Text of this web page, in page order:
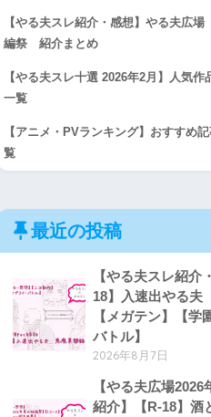
【やる夫スレ紹介・感想】やる夫広
編祭 紹介まとめ
【やる夫スレ十選 2026年2月】人気
一覧
【アニメ・PVランキング】おすすめ
覧
最近の投稿
【やる夫スレ紹介
18】入速出やる
【メガテン】【学
バトル】
2026年8月7日
【やる夫広場2026
紹介】【R-18】酒